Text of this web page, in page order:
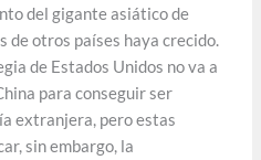
del gigante asiático de
de otros países haya crecido.
de Estados Unidos no va a
para conseguir ser
extranjera, pero estas
sin embargo, la